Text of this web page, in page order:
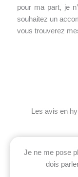
pour ma part, je
souhaitez un
vous trouverez
Les avis en
Je ne me pose
dois